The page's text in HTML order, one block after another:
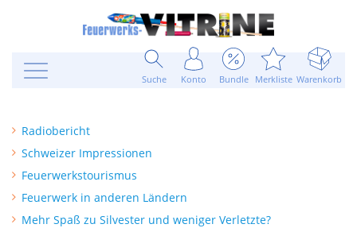
Suche Konto Bundle Merkliste Warenkorb
Radiobericht
Schweizer Impressionen
Feuerwerkstourismus
Feuerwerk in anderen Ländern
Mehr Spaß zu Silvester und weniger Verletzte?